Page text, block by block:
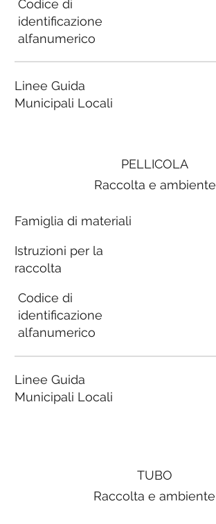
PELLICOLA
Raccolta e ambiente
Famiglia di materiali
Istruzioni per la
raccolta
Codice di
identificazione
alfanumerico
Linee Guida
Municipali Locali
Codice di
identificazione
alfanumerico
Linee Guida
Municipali Locali
TUBO
Raccolta e ambiente